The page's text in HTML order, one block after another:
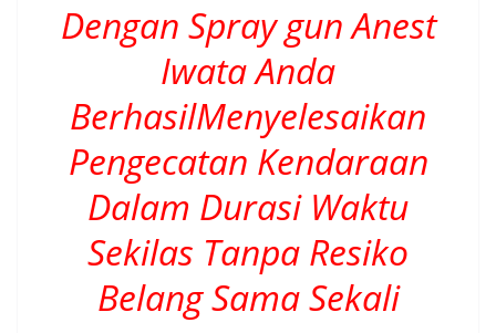
Dengan Spray gun Anest
Iwata Anda
BerhasilMenyelesaikan
Pengecatan Kendaraan
Dalam Durasi Waktu
Sekilas Tanpa Resiko
Belang Sama Sekali